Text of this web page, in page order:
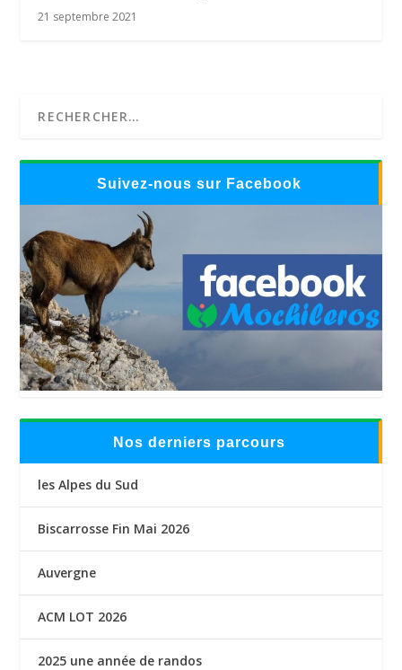
21 septembre 2021
Suivez-nous sur Facebook
Nos derniers parcours
les Alpes du Sud
Biscarrosse Fin Mai 2026
Auvergne
ACM LOT 2026
2025 une année de randos